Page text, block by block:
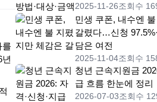
를
2025-11-26조회수
민생 쿠폰, 내수엔
갈렸다…신청
담은 여전
2025-11-04조회수
청년 근속지원금
급 흐름 한눈에 정리
2026-07-03조회수